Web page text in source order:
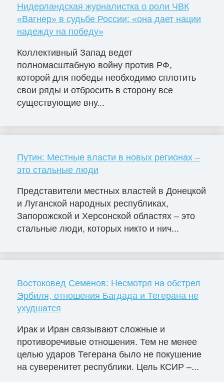
Нидерландская журналистка о роли ЧВК
«Вагнер» в судьбе России: «она дает нации
надежду на победу»
Коллективный Запад ведет
полномасштабную войну против РФ,
которой для победы необходимо сплотить
свои ряды и отбросить в сторону все
существующие вну...
Путин: Местные власти в новых регионах –
это стальные люди
Представители местных властей в Донецкой
и Луганской народных республиках,
Запорожской и Херсонской областях – это
стальные люди, которых никто и нич...
Востоковед Семенов: Несмотря на обстрел
Эрбиля, отношения Багдада и Тегерана не
ухудшатся
Ирак и Иран связывают сложные и
противоречивые отношения. Тем не менее
целью ударов Тегерана было не покушение
на суверенитет республики. Цель КСИР –...